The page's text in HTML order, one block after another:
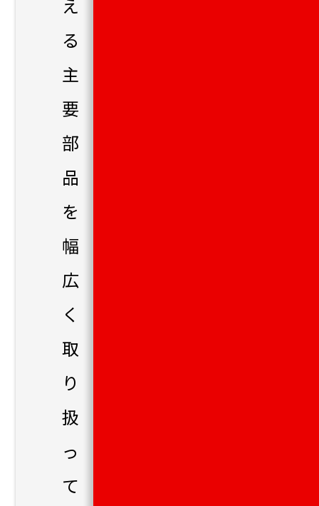
え
る
主
要
部
品
を
幅
広
く
取
り
扱
っ
て